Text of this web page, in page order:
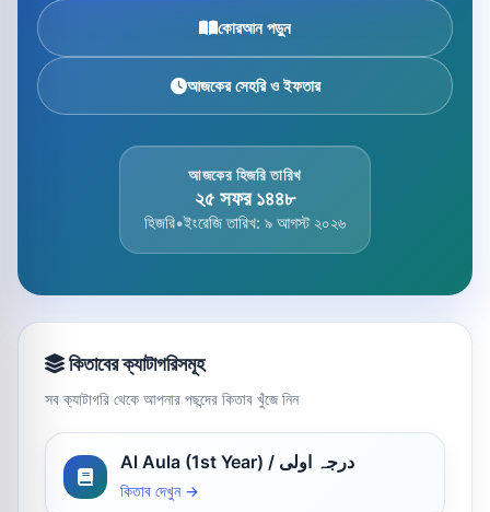
কোরআন পড়ুন
আজকের সেহরি ও ইফতার
আজকের হিজরি তারিখ
২৫ সফর ১৪৪৮
হিজরি•ইংরেজি তারিখ: ৯ আগস্ট ২০২৬
কিতাবের ক্যাটাগরিসমূহ
সব ক্যাটাগরি থেকে আপনার পছন্দের কিতাব খুঁজে নিন
Al Aula (1st Year) / درجہ اولی
কিতাব দেখুন →